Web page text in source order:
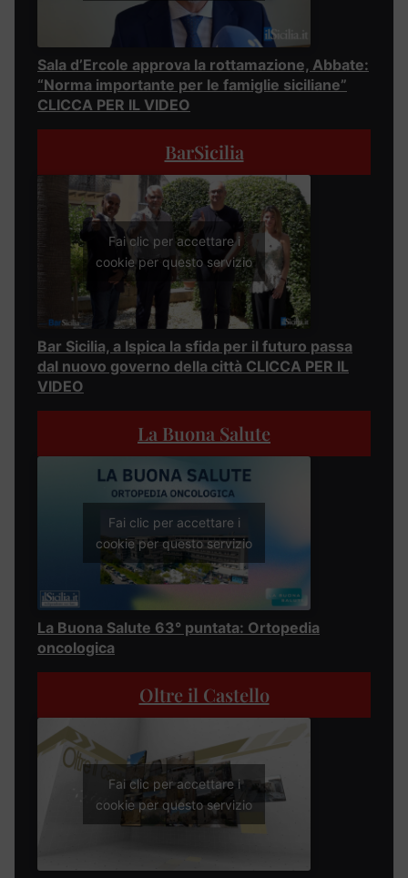
Sala d’Ercole approva la rottamazione, Abbate:
“Norma importante per le famiglie siciliane”
CLICCA PER IL VIDEO
BarSicilia
Fai clic per accettare i
cookie per questo servizio
Bar Sicilia, a Ispica la sfida per il futuro passa
dal nuovo governo della città CLICCA PER IL
VIDEO
La Buona Salute
Fai clic per accettare i
cookie per questo servizio
La Buona Salute 63° puntata: Ortopedia
oncologica
Oltre il Castello
Fai clic per accettare i
cookie per questo servizio